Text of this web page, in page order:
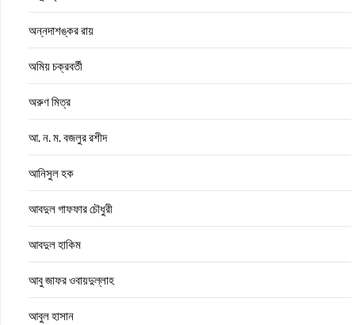
অন্নদাশঙ্কর রায়
অমিয় চক্রবর্তী
অরুণ মিত্র
আ. ন. ম. বজলুর রশীদ
আনিসুল হক
আবদুল গাফফার চৌধুরী
আবদুল হাকিম
আবু জাফর ওবায়দুল্লাহ
আবুল হাসান